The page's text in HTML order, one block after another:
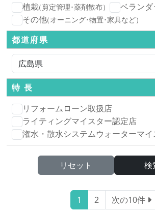
植栽（剪定管理･薬剤散布）
ベランダ
その他（オーニング･物置･家具など）
都道府県
特 長
リフォームローン取扱店
ライティングマイスター認定店
潅水・散水システムウォーターマ
リセット
1 2 次の10件